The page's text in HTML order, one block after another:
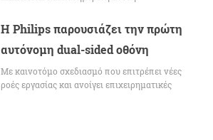
Η Philips παρουσιάζει την πρώτη
αυτόνομη dual-sided οθόνη
Με καινοτόμο σχεδιασμό που επιτρέπει νέες
ροές εργασίας και ανοίγει επιχειρηματικές